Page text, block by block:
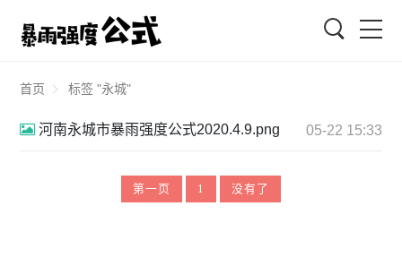
首页 标签 "永城"
河南永城市暴雨强度公式2020.4.9.png 05-22 15:33
第一页 1 没有了